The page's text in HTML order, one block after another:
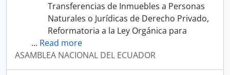
Transferencias de Inmuebles a Personas
Naturales o Jurídicas de Derecho Privado,
Reformatoria a la Ley Orgánica para
… Read more
ASAMBLEA NACIONAL DEL ECUADOR